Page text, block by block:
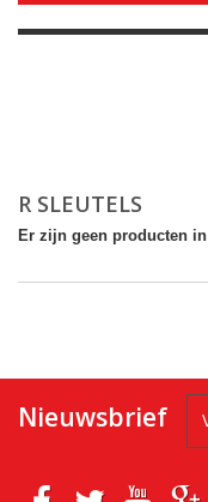
R SLEUTELS
Er zijn geen producten
Nieuwsbrief